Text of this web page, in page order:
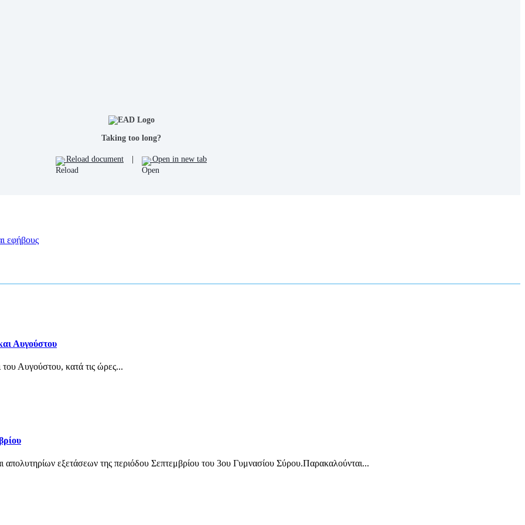
Taking too long?
Reload document Open in new tab
εφήβους
Αυγούστου
Αυγούστου, κατά τις ώρες...
εξετάσεων της περιόδου Σεπτεμβρίου του 3ου Γυμνασίου Σύρου.Παρακαλούνται...